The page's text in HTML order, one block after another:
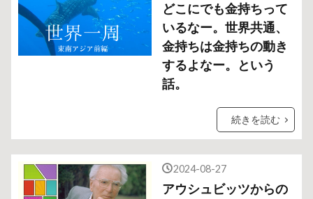
どこにでも金持ちって
いるなー。世界共通、
金持ちは金持ちの動き
するよなー。という
話。
続きを読む
2024-08-27
アウシュビッツからの